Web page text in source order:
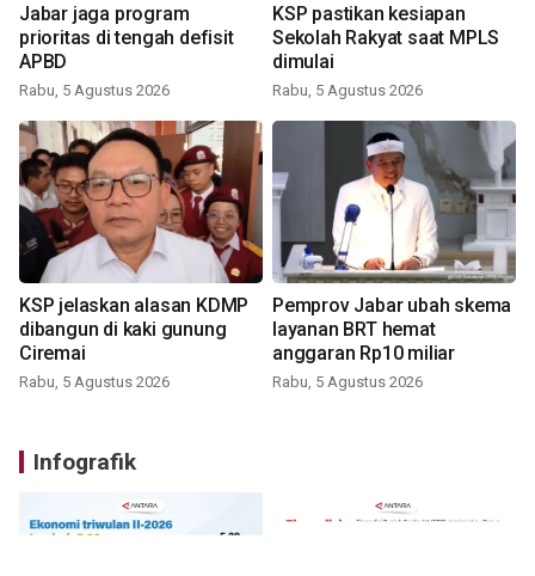
Jabar jaga program
prioritas di tengah defisit
APBD
Rabu, 5 Agustus 2026
KSP pastikan kesiapan
Sekolah Rakyat saat MPLS
dimulai
Rabu, 5 Agustus 2026
KSP jelaskan alasan KDMP
dibangun di kaki gunung
Ciremai
Rabu, 5 Agustus 2026
Pemprov Jabar ubah skema
layanan BRT hemat
anggaran Rp10 miliar
Rabu, 5 Agustus 2026
Infografik